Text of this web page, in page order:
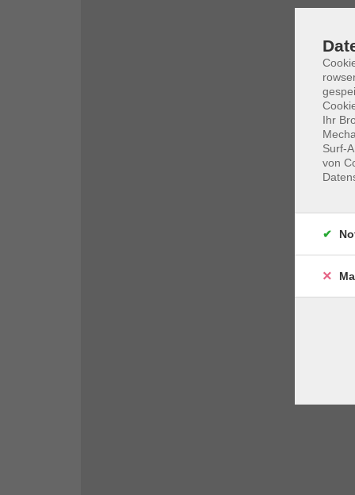
Ihr
Surf-
von